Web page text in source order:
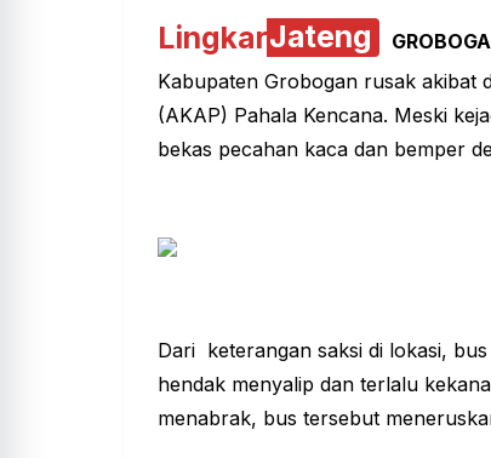
LingkarJateng
Kabupaten Grobogan rusak akibat
(AKAP) Pahala Kencana. Meski
bekas pecahan kaca dan bemper
Dari keterangan saksi di lokasi,
hendak menyalip dan terlalu
menabrak, bus tersebut